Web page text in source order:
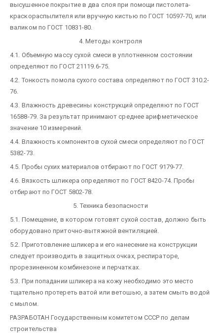
высушенное покрытие в два слоя при помощи пистолета-
краскораспылителя или вручную кистью по ГОСТ 10597-70, или
валиком по ГОСТ 10831-80.
4. Методы контроля
4.1. Объемную массу сухой смеси в уплотненном состоянии
определяют по ГОСТ 21119.6-75.
4.2. Тонкость помола сухого состава определяют по ГОСТ 310.2-
76.
4.3. Влажность древесины конструкций определяют по ГОСТ
16588-79. За результат принимают среднее арифметическое
значение 10 измерений.
4.4. Влажность компонентов сухой смеси определяют по ГОСТ
5382-73.
4.5. Пробы сухих материалов отбирают по ГОСТ 9179-77.
4.6. Вязкость шликера определяют по ГОСТ 8420-74. Пробы
отбирают по ГОСТ 5802-78.
5. Техника безопасности
5.1. Помещение, в котором готовят сухой состав, должно быть
оборудовано приточно-вытяжной вентиляцией.
5.2. Приготовление шликера и его нанесение на конструкции
следует производить в защитных очках, респираторе,
прорезиненном комбинезоне и перчатках.
5.3. При попадании шликера на кожу необходимо это место
тщательно протереть ватой или ветошью, а затем смыть водой
с мылом.
РАЗРАБОТАН Государственным комитетом СССР по делам
строительства